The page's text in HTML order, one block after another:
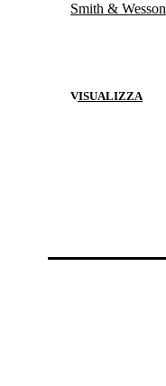
Smith & Wesson
VISUALIZZA